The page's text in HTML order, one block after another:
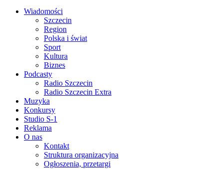
Wiadomości
Szczecin
Region
Polska i świat
Sport
Kultura
Biznes
Podcasty
Radio Szczecin
Radio Szczecin Extra
Muzyka
Konkursy
Studio S-1
Reklama
O nas
Kontakt
Struktura organizacyjna
Ogłoszenia, przetargi